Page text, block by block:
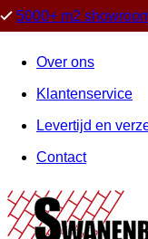
5000+ m2
Over ons
Klantenservice
Levertijd en
Contact